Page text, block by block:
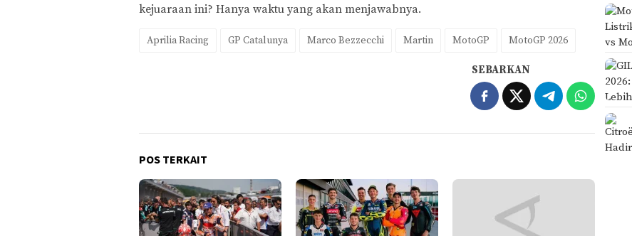
kejuaraan ini? Hanya waktu yang akan menjawabnya.
Aprilia Racing GP Catalunya Marco Bezzecchi Martin MotoGP MotoGP 2026
SEBARKAN
POS TERKAIT